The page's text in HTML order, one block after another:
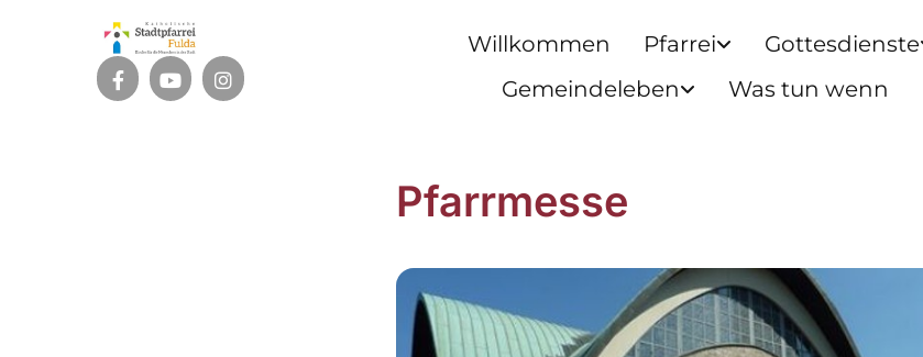
Willkommen Pfarrei Gottesdienste
Gemeindeleben
Was tun wenn
Pfarrmesse